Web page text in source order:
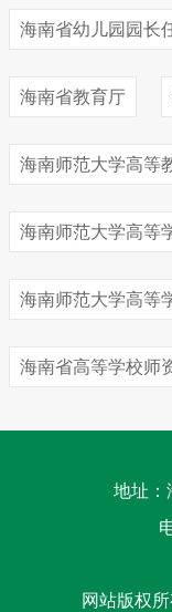
海南省幼儿园园长
海南省教育厅
海南师范大学高等
海南师范大学高等
海南师范大学高等
海南省高等学校师
地址：
网站版权